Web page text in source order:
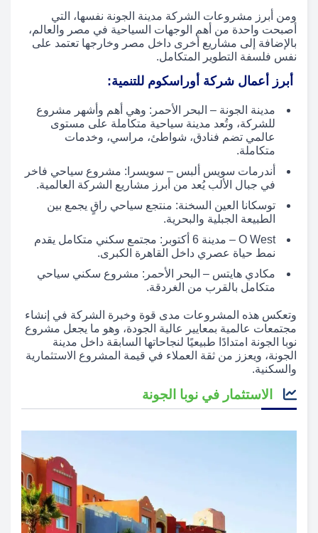
ومن أبرز مشروعات الشركة مدينة الجونة نفسها، التي
أصبحت واحدة من أهم الوجهات السياحية في مصر والعالم،
بالإضافة إلى مشاريع أخرى داخل مصر وخارجها تعتمد على
نفس فلسفة التطوير المتكامل.
أبرز أعمال شركة أوراسكوم للتنمية:
مدينة الجونة – البحر الأحمر: وهي أهم وأشهر مشروع
للشركة، وتُعد مدينة سياحية متكاملة على مستوى
عالمي تضم فنادق، شواطئ، مراسي، وخدمات
متكاملة.
أندرمات سويس ألبس – سويسرا: مشروع سياحي فاخر
في جبال الألب يُعد من أبرز مشاريع الشركة العالمية.
توسكانا العين السخنة: منتجع سياحي راقٍ يجمع بين
الطبيعة الجبلية والبحرية.
O West – مدينة 6 أكتوبر: مجتمع سكني متكامل يقدم
نمط حياة عصري داخل القاهرة الكبرى.
مكادي هايتس – البحر الأحمر: مشروع سكني سياحي
متكامل بالقرب من الغردقة.
وتعكس هذه المشروعات مدى قوة وخبرة الشركة في إنشاء
مجتمعات عالمية بمعايير عالية الجودة، وهو ما يجعل مشروع
نوبا الجونة امتدادًا طبيعيًا لنجاحاتها السابقة داخل مدينة
الجونة، ويعزز من ثقة العملاء في قيمة المشروع الاستثمارية
والسكنية.
الاستثمار في نوبا الجونة